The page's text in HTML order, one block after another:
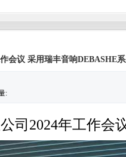
会议 采用瑞丰音响DEBASHE
:
司2024年工作会